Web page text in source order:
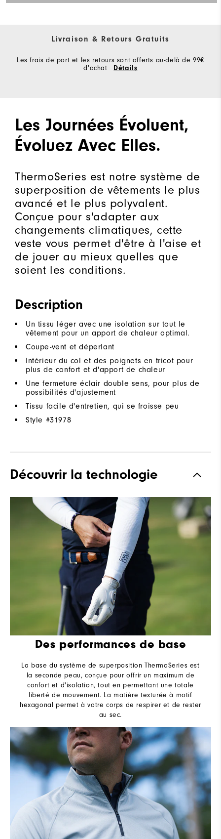
Livraison & Retours Gratuits
Les frais de port et les retours sont offerts au-delà de 99€
d'achat
Détails
Les Journées Évoluent,
Évoluez Avec Elles.
ThermoSeries est notre système de
superposition de vêtements le plus
avancé et le plus polyvalent.
Conçue pour s'adapter aux
changements climatiques, cette
veste vous permet d'être à l'aise et
de jouer au mieux quelles que
soient les conditions.
Description
Un tissu léger avec une isolation sur tout le
vêtement pour un apport de chaleur optimal.
Coupe-vent et déperlant
Intérieur du col et des poignets en tricot pour
plus de confort et d'apport de chaleur
Une fermeture éclair double sens, pour plus de
possibilités d'ajustement
Tissu facile d'entretien, qui se froisse peu
Style #31978
Découvrir la technologie
Des performances de base
La base du système de superposition ThermoSeries est
la seconde peau, conçue pour offrir un maximum de
confort et d'isolation, tout en permettant une totale
liberté de mouvement. La matière texturée à motif
hexagonal permet à votre corps de respirer et de rester
au sec.